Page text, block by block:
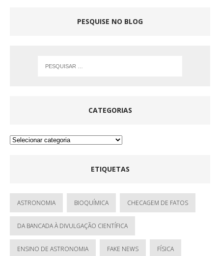
PESQUISE NO BLOG
CATEGORIAS
ETIQUETAS
ASTRONOMIA BIOQUÍMICA CHECAGEM DE FATOS
DA BANCADA À DIVULGAÇÃO CIENTÍFICA
ENSINO DE ASTRONOMIA FAKE NEWS FÍSICA